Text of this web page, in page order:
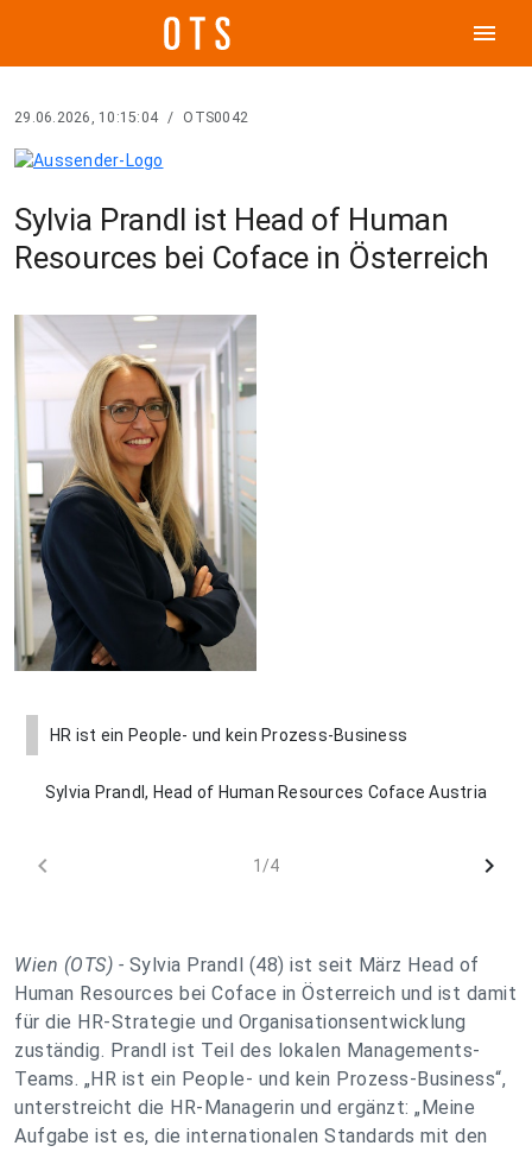
menu
29.06.2026, 10:15:04 / OTS0042
Sylvia Prandl ist Head of Human
Resources bei Coface in Österreich
HR ist ein People- und kein Prozess-Business
Sylvia Prandl, Head of Human Resources Coface Austria
chevron_left 1/4 chevron_right
Wien (OTS) - Sylvia Prandl (48) ist seit März Head of
Human Resources bei Coface in Österreich und ist damit
für die HR-Strategie und Organisationsentwicklung
zuständig. Prandl ist Teil des lokalen Managements-
Teams. „HR ist ein People- und kein Prozess-Business“,
unterstreicht die HR-Managerin und ergänzt: „Meine
Aufgabe ist es, die internationalen Standards mit den